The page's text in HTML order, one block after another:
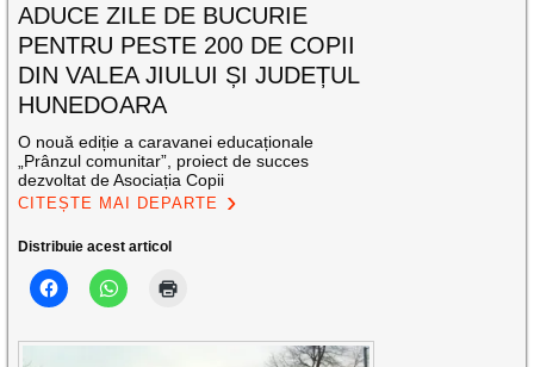
ADUCE ZILE DE BUCURIE
PENTRU PESTE 200 DE COPII
DIN VALEA JIULUI ȘI JUDEȚUL
HUNEDOARA
O nouă ediție a caravanei educaționale
„Prânzul comunitar”, proiect de succes
dezvoltat de Asociația Copii
CITEȘTE MAI DEPARTE
Distribuie acest articol